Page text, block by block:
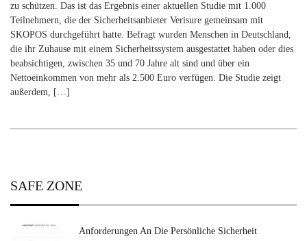
zu schützen. Das ist das Ergebnis einer aktuellen Studie mit 1.000
Teilnehmern, die der Sicherheitsanbieter Verisure gemeinsam mit
SKOPOS durchgeführt hatte. Befragt wurden Menschen in Deutschland,
die ihr Zuhause mit einem Sicherheitssystem ausgestattet haben oder dies
beabsichtigen, zwischen 35 und 70 Jahre alt sind und über ein
Nettoeinkommen von mehr als 2.500 Euro verfügen. Die Studie zeigt
außerdem, […]
SAFE ZONE
Anforderungen An Die Persönliche Sicherheit